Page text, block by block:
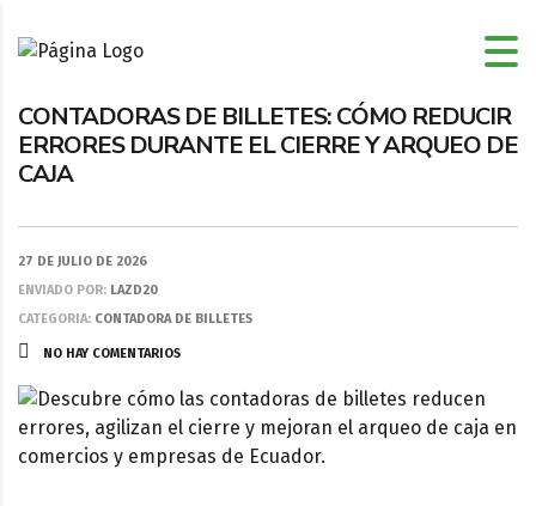
CONTADORAS DE BILLETES: CÓMO REDUCIR
ERRORES DURANTE EL CIERRE Y ARQUEO DE
CAJA
27 DE JULIO DE 2026
ENVIADO POR: LAZD20
CATEGORIA: CONTADORA DE BILLETES
NO HAY COMENTARIOS